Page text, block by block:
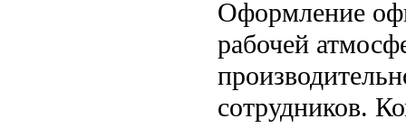
Оформление
рабочей
сотрудников.